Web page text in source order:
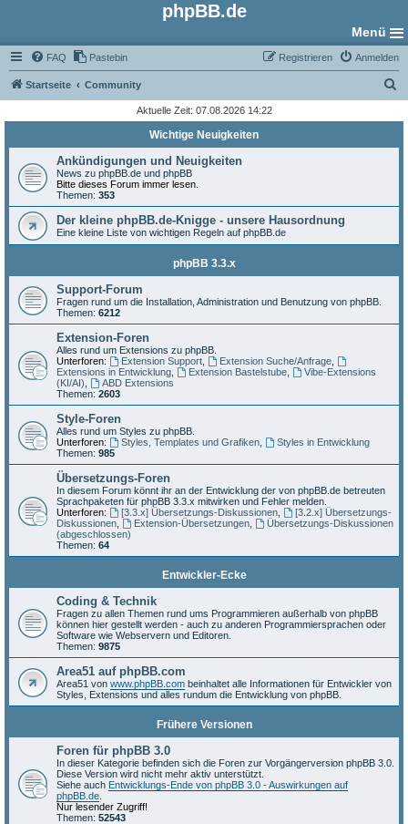
phpBB.de
Menü
FAQ Pastebin Anmelden
Registrieren
Startseite Community
h
Aktuelle Zeit: 07.08.2026 14:22
Wichtige Neuigkeiten
Ankündigungen und Neuigkeiten
News zu phpBB.de und phpBB
Bitte dieses Forum immer lesen.
Themen: 353
Der kleine phpBB.de-Knigge - unsere Hausordnung
Eine kleine Liste von wichtigen Regeln auf phpBB.de
phpBB 3.3.x
Support-Forum
Fragen rund um die Installation, Administration und Benutzung von phpBB.
Themen: 6212
Extension-Foren
Alles rund um Extensions zu phpBB.
Unterforen:
Extension Support, Extension Suche/Anfrage,
Extensions in Entwicklung
Extension Bastelstube,
Vibe-Extensions
(KI/AI)
ABD Extensions
Themen: 2603
Style-Foren
Alles rund um Styles zu phpBB.
Unterforen:
Styles, Templates und Grafiken,
Styles in Entwicklung
Themen: 985
Übersetzungs-Foren
In diesem Forum könnt ihr an der Entwicklung der von phpBB.de betreuten
Sprachpaketen für phpBB 3.3.x mitwirken und Fehler melden.
Unterforen:
[3.3.x] Übersetzungs-Diskussionen,
[3.2.x] Übersetzungs-
Diskussionen
Extension-Übersetzungen,
Übersetzungs-Diskussionen
(abgeschlossen)
Themen: 64
Entwickler-Ecke
Coding & Technik
Fragen zu allen Themen rund ums Programmieren außerhalb von phpBB
können hier gestellt werden - auch zu anderen Programmiersprachen oder
Software wie Webservern und Editoren.
Themen: 9875
Area51 auf phpBB.com
Area51 von www.phpBB.com beinhaltet alle Informationen für Entwickler von
Styles, Extensions und alles rundum die Entwicklung von phpBB.
Frühere Versionen
Foren für phpBB 3.0
In dieser Kategorie befinden sich die Foren zur Vorgängerversion phpBB 3.0.
Diese Version wird nicht mehr aktiv unterstützt.
Siehe auch Entwicklungs-Ende von phpBB 3.0 - Auswirkungen auf
phpBB.de
Nur lesender Zugriff!
Themen: 52543